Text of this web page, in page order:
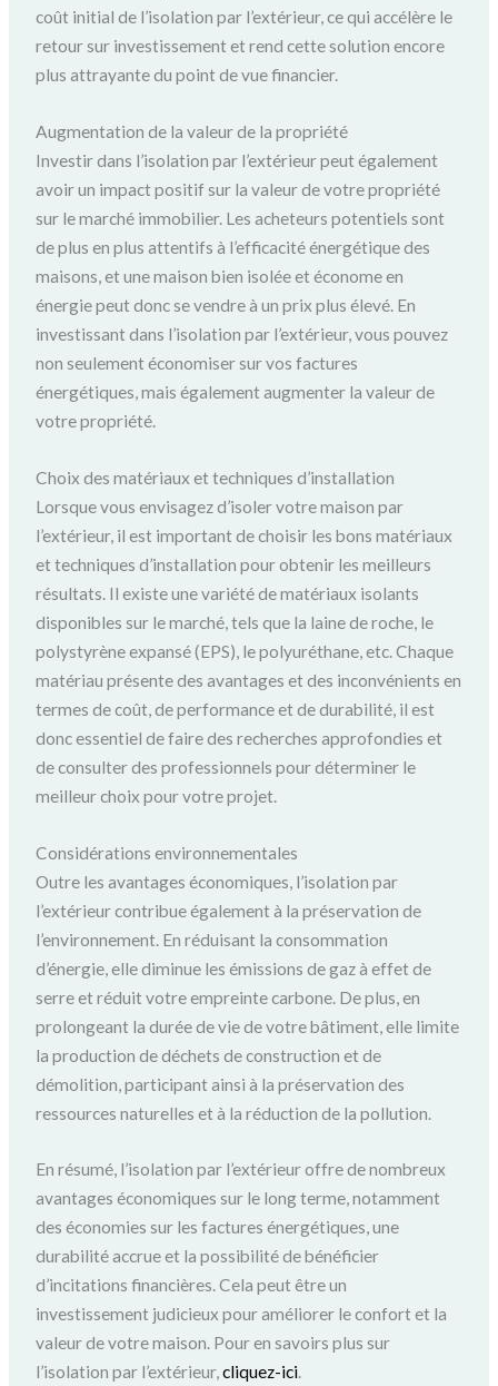
coût initial de l’isolation par l’extérieur, ce qui accélère le
retour sur investissement et rend cette solution encore
plus attrayante du point de vue financier.
Augmentation de la valeur de la propriété
Investir dans l’isolation par l’extérieur peut également
avoir un impact positif sur la valeur de votre propriété
sur le marché immobilier. Les acheteurs potentiels sont
de plus en plus attentifs à l’efficacité énergétique des
maisons, et une maison bien isolée et économe en
énergie peut donc se vendre à un prix plus élevé. En
investissant dans l’isolation par l’extérieur, vous pouvez
non seulement économiser sur vos factures
énergétiques, mais également augmenter la valeur de
votre propriété.
Choix des matériaux et techniques d’installation
Lorsque vous envisagez d’isoler votre maison par
l’extérieur, il est important de choisir les bons matériaux
et techniques d’installation pour obtenir les meilleurs
résultats. Il existe une variété de matériaux isolants
disponibles sur le marché, tels que la laine de roche, le
polystyrène expansé (EPS), le polyuréthane, etc. Chaque
matériau présente des avantages et des inconvénients en
termes de coût, de performance et de durabilité, il est
donc essentiel de faire des recherches approfondies et
de consulter des professionnels pour déterminer le
meilleur choix pour votre projet.
Considérations environnementales
Outre les avantages économiques, l’isolation par
l’extérieur contribue également à la préservation de
l’environnement. En réduisant la consommation
d’énergie, elle diminue les émissions de gaz à effet de
serre et réduit votre empreinte carbone. De plus, en
prolongeant la durée de vie de votre bâtiment, elle limite
la production de déchets de construction et de
démolition, participant ainsi à la préservation des
ressources naturelles et à la réduction de la pollution.
En résumé, l’isolation par l’extérieur offre de nombreux
avantages économiques sur le long terme, notamment
des économies sur les factures énergétiques, une
durabilité accrue et la possibilité de bénéficier
d’incitations financières. Cela peut être un
investissement judicieux pour améliorer le confort et la
valeur de votre maison. Pour en savoirs plus sur
l’isolation par l’extérieur,cliquez-ici.